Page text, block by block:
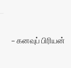
கனவுப் பிரியன்